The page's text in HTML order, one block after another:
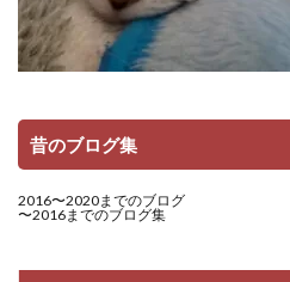
昔のブログ集
2016〜2020までのブログ
〜2016までのブログ集